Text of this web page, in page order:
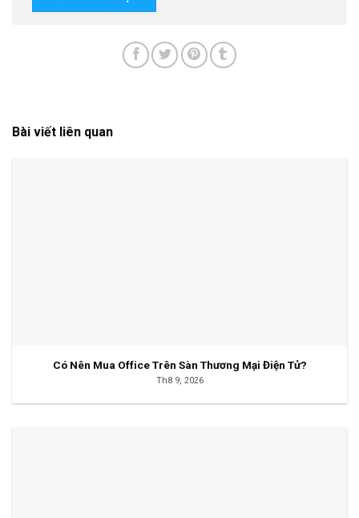
Bài viết liên quan
Có Nên Mua Office Trên Sàn Thương Mại Điện Tử?
Th8 9, 2026